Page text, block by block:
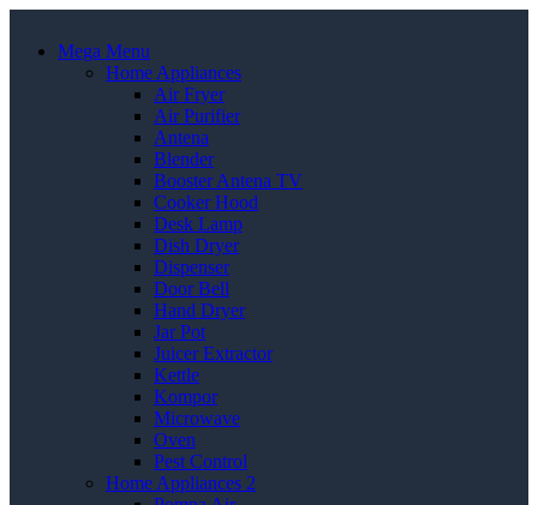
Mega Menu
Home Appliances
Air Fryer
Air Purifier
Antena
Blender
Booster Antena TV
Cooker Hood
Desk Lamp
Dish Dryer
Dispenser
Door Bell
Hand Dryer
Jar Pot
Juicer Extractor
Kettle
Kompor
Microwave
Oven
Pest Control
Home Appliances 2